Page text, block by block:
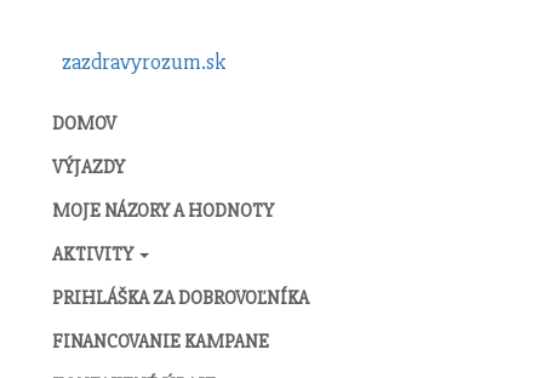
zazdravyrozum.sk
DOMOV
VÝJAZDY
MOJE NÁZORY A HODNOTY
AKTIVITY
PRIHLÁŠKA ZA DOBROVOĽNÍKA
FINANCOVANIE KAMPANE